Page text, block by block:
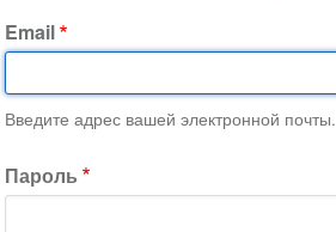
Email
Введите адрес вашей электронной почты.
Пароль